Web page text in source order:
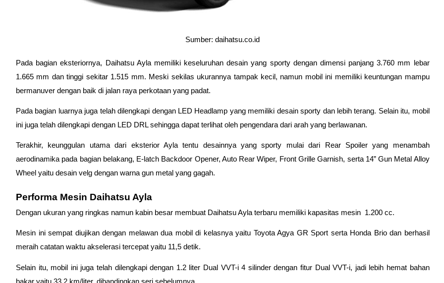
Sumber: daihatsu.co.id
Pada bagian eksteriornya, Daihatsu Ayla memiliki keseluruhan desain yang sporty dengan dimensi panjang 3.760 mm lebar
1.665 mm dan tinggi sekitar 1.515 mm. Meski sekilas ukurannya tampak kecil, namun mobil ini memiliki keuntungan mampu
bermanuver dengan baik di jalan raya perkotaan yang padat.
Pada bagian luarnya juga telah dilengkapi dengan LED Headlamp yang memiliki desain sporty dan lebih terang. Selain itu, mobil
ini juga telah dilengkapi dengan LED DRL sehingga dapat terlihat oleh pengendara dari arah yang berlawanan.
Terakhir, keunggulan utama dari eksterior Ayla tentu desainnya yang sporty mulai dari Rear Spoiler yang menambah
aerodinamika pada bagian belakang, E-latch Backdoor Opener, Auto Rear Wiper, Front Grille Garnish, serta 14” Gun Metal Alloy
Wheel yaitu desain velg dengan warna gun metal yang gagah.
Performa Mesin Daihatsu Ayla
Dengan ukuran yang ringkas namun kabin besar membuat Daihatsu Ayla terbaru memiliki kapasitas mesin  1.200 cc.
Mesin ini sempat diujikan dengan melawan dua mobil di kelasnya yaitu Toyota Agya GR Sport serta Honda Brio dan berhasil
meraih catatan waktu akselerasi tercepat yaitu 11,5 detik.
Selain itu, mobil ini juga telah dilengkapi dengan 1.2 liter Dual VVT-i 4 silinder dengan fitur Dual VVT-i, jadi lebih hemat bahan
bakar yaitu 33,2 km/liter, dibandingkan seri sebelumnya.